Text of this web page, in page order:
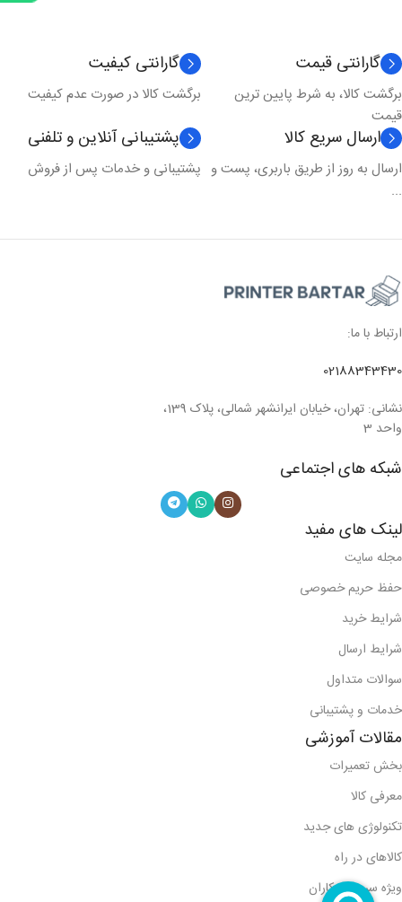
گارانتی قیمت
برگشت کالا، به شرط پایین ترین
قیمت
گارانتی کیفیت
برگشت کالا در صورت عدم کیفیت
ارسال سریع کالا
ارسال به روز از طریق باربری، پست و
...
پشتیبانی آنلاین و تلفنی
پشتیبانی و خدمات پس از فروش
ارتباط با ما:
02188343430
نشانی: تهران، خیابان ایرانشهر شمالی، پلاک 139،
واحد 3
شبکه های اجتماعی
لینک های مفید
مجله سایت
حفظ حریم خصوصی
شرایط خرید
شرایط ارسال
سوالات متداول
خدمات و پشتیبانی
مقالات آموزشی
بخش تعمیرات
معرفی کالا
تکنولوژی های جدید
کالاهای در راه
ویژه سرویس کاران